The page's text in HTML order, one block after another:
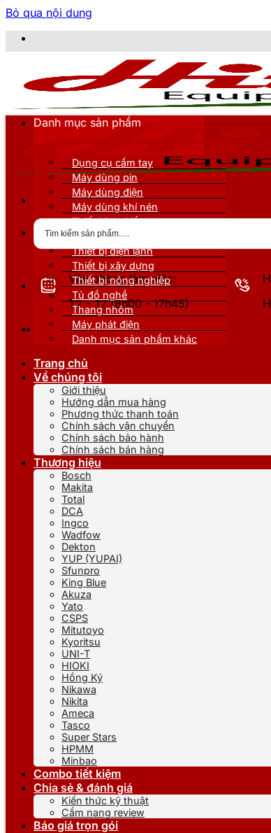
Bỏ qua nội dung
Văn phòng làm việc:
T2 - T7 (8h00 - 17h45)
Danh mục sản phẩm
Dụng cụ cầm tay
Máy dùng pin
Máy dùng điện
Máy dùng khí nén
Thiết bị đo kiểm
Thiết bị nâng đỡ
Thiết bị điện lạnh
Thiết bị xây dựng
Thiết bị nông nghiệp
Tủ đồ nghề
Thang nhôm
Máy phát điện
Danh mục sản phẩm khác
Trang chủ
Về chúng tôi
Giới thiệu
Hướng dẫn mua hàng
Phương thức thanh toán
Chính sách vận chuyển
Chính sách bảo hành
Chính sách bán hàng
Thương hiệu
Bosch
Makita
Total
DCA
Ingco
Wadfow
Dekton
YUP (YUPAI)
Sfunpro
King Blue
Akuza
Yato
CSPS
Mitutoyo
Kyoritsu
UNI-T
HIOKI
Hồng Ký
Nikawa
Nikita
Ameca
Tasco
Super Stars
HPMM
Minbao
Combo tiết kiệm
Chia sẻ & đánh giá
Kiến thức kỹ thuật
Cẩm nang review
Báo giá trọn gói